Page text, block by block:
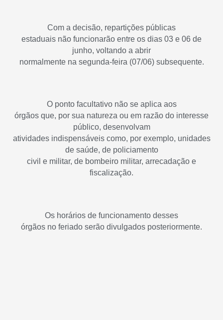
Com a decisão, repartições públicas
estaduais não funcionarão entre os dias 03 e 06 de
junho, voltando a abrir
normalmente na segunda-feira (07/06) subsequente.
O ponto facultativo não se aplica aos
órgãos que, por sua natureza ou em razão do interesse
público, desenvolvam
atividades indispensáveis como, por exemplo, unidades
de saúde, de policiamento
civil e militar, de bombeiro militar, arrecadação e
fiscalização.
Os horários de funcionamento desses
órgãos no feriado serão divulgados posteriormente.